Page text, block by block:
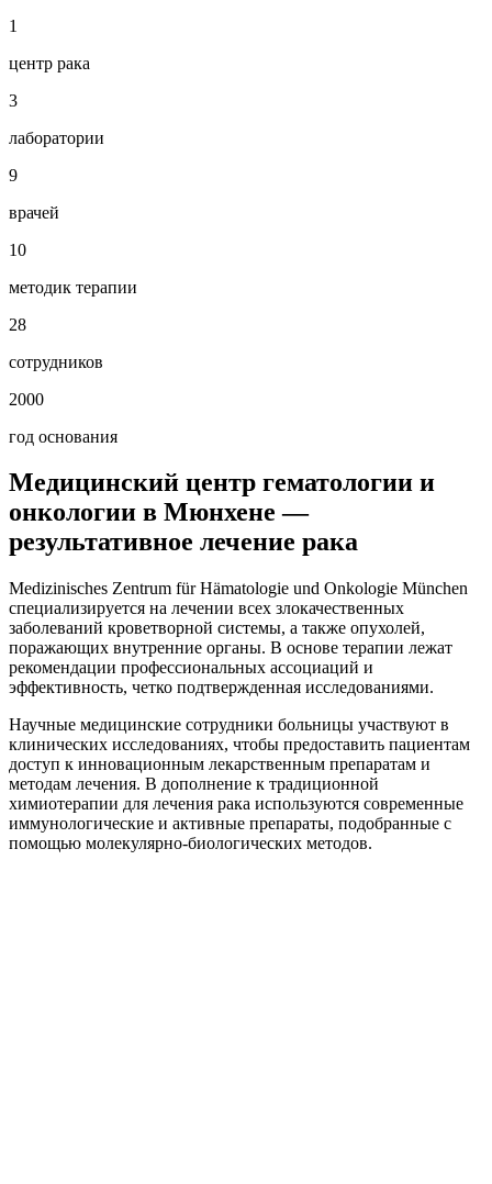
1
центр рака
3
лаборатории
9
врачей
10
методик терапии
28
сотрудников
2000
год основания
Медицинский центр гематологии и
онкологии в Мюнхене —
результативное лечение рака
Medizinisches Zentrum für Hämatologie und Onkologie München
специализируется на лечении всех злокачественных
заболеваний кроветворной системы, а также опухолей,
поражающих внутренние органы. В основе терапии лежат
рекомендации профессиональных ассоциаций и
эффективность, четко подтвержденная исследованиями.
Научные медицинские сотрудники больницы участвуют в
клинических исследованиях, чтобы предоставить пациентам
доступ к инновационным лекарственным препаратам и
методам лечения. В дополнение к традиционной
химиотерапии для лечения рака используются современные
иммунологические и активные препараты, подобранные с
помощью молекулярно-биологических методов.